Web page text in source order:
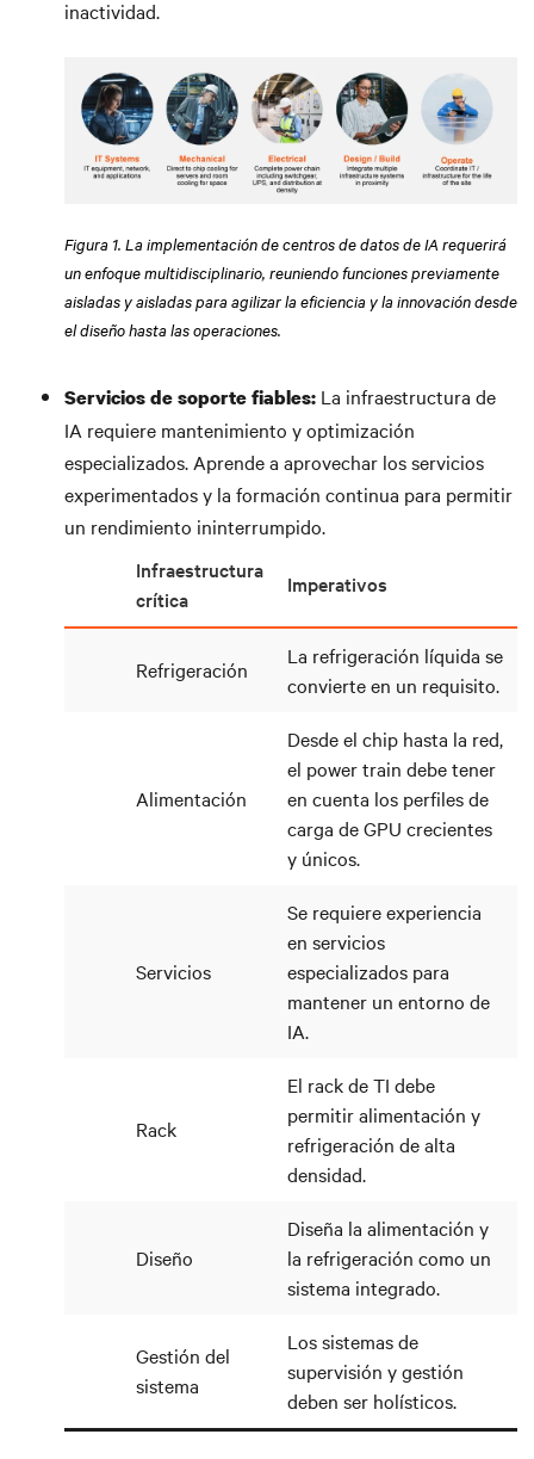
inactividad.
Figura 1. La implementación de centros de datos de IA requerirá
un enfoque multidisciplinario, reuniendo funciones previamente
aisladas y aisladas para agilizar la eficiencia y la innovación desde
el diseño hasta las operaciones.
Servicios de soporte fiables: La infraestructura de
IA requiere mantenimiento y optimización
especializados. Aprende a aprovechar los servicios
experimentados y la formación continua para permitir
un rendimiento ininterrumpido.
Infraestructura
crítica
Imperativos
Refrigeración
La refrigeración líquida se
convierte en un requisito.
Alimentación
Desde el chip hasta la red,
el power train debe tener
en cuenta los perfiles de
carga de GPU crecientes
y únicos.
Servicios
Se requiere experiencia
en servicios
especializados para
mantener un entorno de
IA.
Rack
El rack de TI debe
permitir alimentación y
refrigeración de alta
densidad.
Diseño
Diseña la alimentación y
la refrigeración como un
sistema integrado.
Gestión del
sistema
Los sistemas de
supervisión y gestión
deben ser holísticos.